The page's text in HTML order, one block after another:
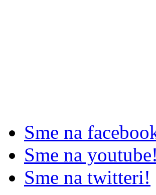
Sme na
Sme na youtube!
Sme na twitteri!